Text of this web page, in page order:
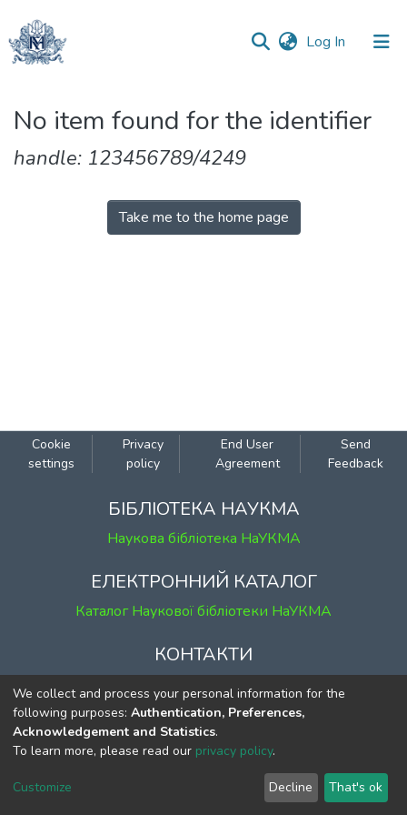
Log In (current)
&
Collections
No item found for the identifier
handle: 123456789/4249
Take me to the home page
Cookie
settings
Privacy
policy
End User
Agreement
Send
Feedback
БІБЛІОТЕКА НАУКМА
Наукова бібліотека НаУКМА
ЕЛЕКТРОННИЙ КАТАЛОГ
Каталог Наукової бібліотеки НаУКМА
КОНТАКТИ
м. Київ, вул. Григорія Сковороди, 2
к. 1, к. 120
тел. (044) 463-69-31
ekmair@ukma.edu.ua
We collect and process your personal information for the
following purposes: Authentication, Preferences,
Acknowledgement and Statistics.
To learn more, please read our privacy policy.
Customize Decline That's ok